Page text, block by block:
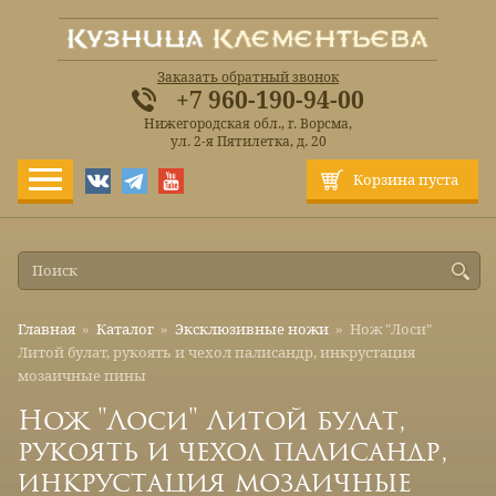
Корзина пуста
Заказать обратный звонок
+7 960-190-94-00
Нижегородская обл., г. Ворсма,
ул. 2-я Пятилетка, д. 20
Главная » Каталог » Эксклюзивные ножи » Нож "Лоси"
Литой булат, рукоять и чехол палисандр, инкрустация
мозаичные пины
Нож "Лоси" Литой булат,
рукоять и чехол палисандр,
инкрустация мозаичные